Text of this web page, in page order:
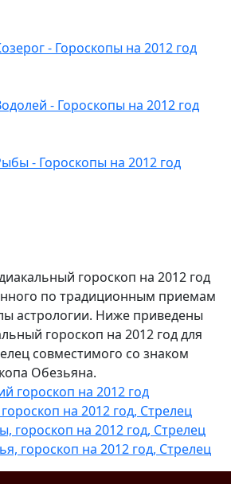
- Гороскопы на 2012 год
- Гороскопы на 2012 год
- Гороскопы на 2012 год
гороскоп на 2012 год
по традиционным приемам
астрологии. Ниже приведены
гороскоп на 2012 год для
совместимого со знаком
Обезьяна.
гороскоп на 2012 год
на 2012 год, Стрелец
гороскоп на 2012 год, Стрелец
гороскоп на 2012 год, Стрелец